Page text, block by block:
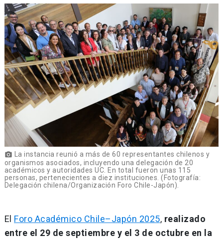
photo_camera
La instancia reunió a más de 60 representantes chilenos y
organismos asociados, incluyendo una delegación de 20
académicos y autoridades UC. En total fueron unas 115
personas, pertenecientes a diez instituciones. (Fotografía:
Delegación chilena/Organización Foro Chile-Japón).
El Foro Académico Chile–Japón 2025, realizado
entre el 29 de septiembre y el 3 de octubre en la